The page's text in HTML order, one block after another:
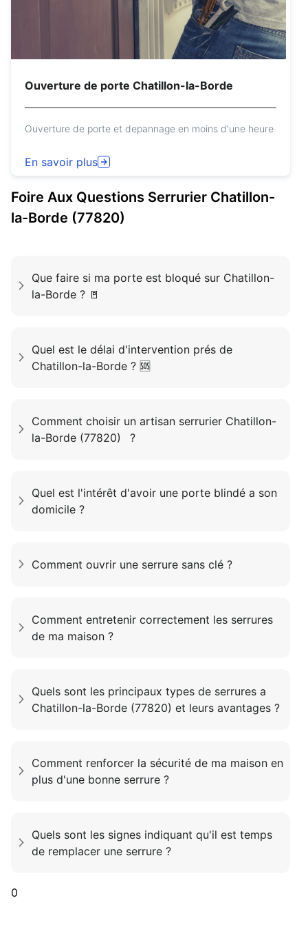
Ouverture de porte Chatillon-la-Borde
Ouverture de porte et depannage en moins d'une heure
En savoir plus
Foire Aux Questions Serrurier Chatillon-
la-Borde (77820)
Que faire si ma porte est bloqué sur Chatillon-
la-Borde ? 🚪
Quel est le délai d'intervention prés de
Chatillon-la-Borde ? 🆘
Comment choisir un artisan serrurier Chatillon-
la-Borde (77820) ?
Quel est l'intérêt d'avoir une porte blindé a son
domicile ?
Comment ouvrir une serrure sans clé ?
Comment entretenir correctement les serrures
de ma maison ?
Quels sont les principaux types de serrures a
Chatillon-la-Borde (77820) et leurs avantages ?
Comment renforcer la sécurité de ma maison en
plus d'une bonne serrure ?
Quels sont les signes indiquant qu'il est temps
de remplacer une serrure ?
0